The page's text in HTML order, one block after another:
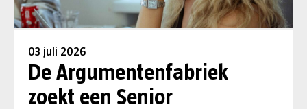
03 juli 2026
De Argumentenfabriek
zoekt een Senior